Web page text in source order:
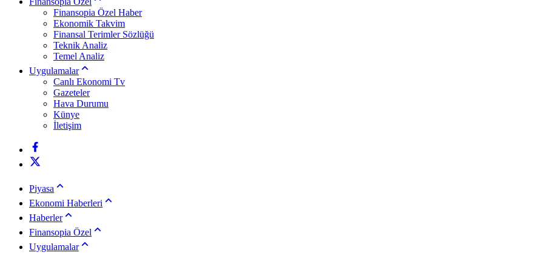
Finansopia Özel Haber
Ekonomik Takvim
Finansal Terimler Sözlüğü
Teknik Analiz
Temel Analiz
Uygulamalar
Canlı Ekonomi Tv
Gazeteler
Hava Durumu
Künye
İletişim
Piyasa
Ekonomi Haberleri
Haberler
Finansopia Özel
Uygulamalar